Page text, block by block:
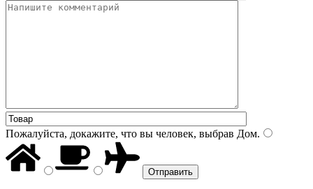
Пожалуйста, докажите, что вы человек, выбрав Дом.